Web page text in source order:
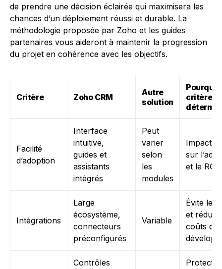
de prendre une décision éclairée qui maximisera les
chances d’un déploiement réussi et durable. La
méthodologie proposée par Zoho et les guides
partenaires vous aideront à maintenir la progression
du projet en cohérence avec les objectifs.
Critère Zoho CRM
Autre
solution
critère
Facilité
d’adoption
Interface
intuitive,
guides et
assistants
intégrés
Peut
varier
selon
les
modules
Impact
sur
et le ROI
Intégrations
Large
écosystème,
connecteurs
préconfigurés
Variable
Évite les
et réduit
coûts de
Contrôles